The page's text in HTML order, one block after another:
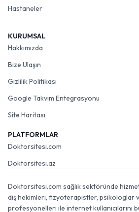
Hastaneler
KURUMSAL
Hakkımızda
Bize Ulaşın
Gizlilik Politikası
Google Takvim Entegrasyonu
Site Haritası
PLATFORMLAR
Doktorsitesi.com
Doktorsitesi.az
Doktorsitesi.com sağlık sektöründe
diş hekimleri, fizyoterapistler, psikologlar
profesyonelleri ile internet kullanıcılarını